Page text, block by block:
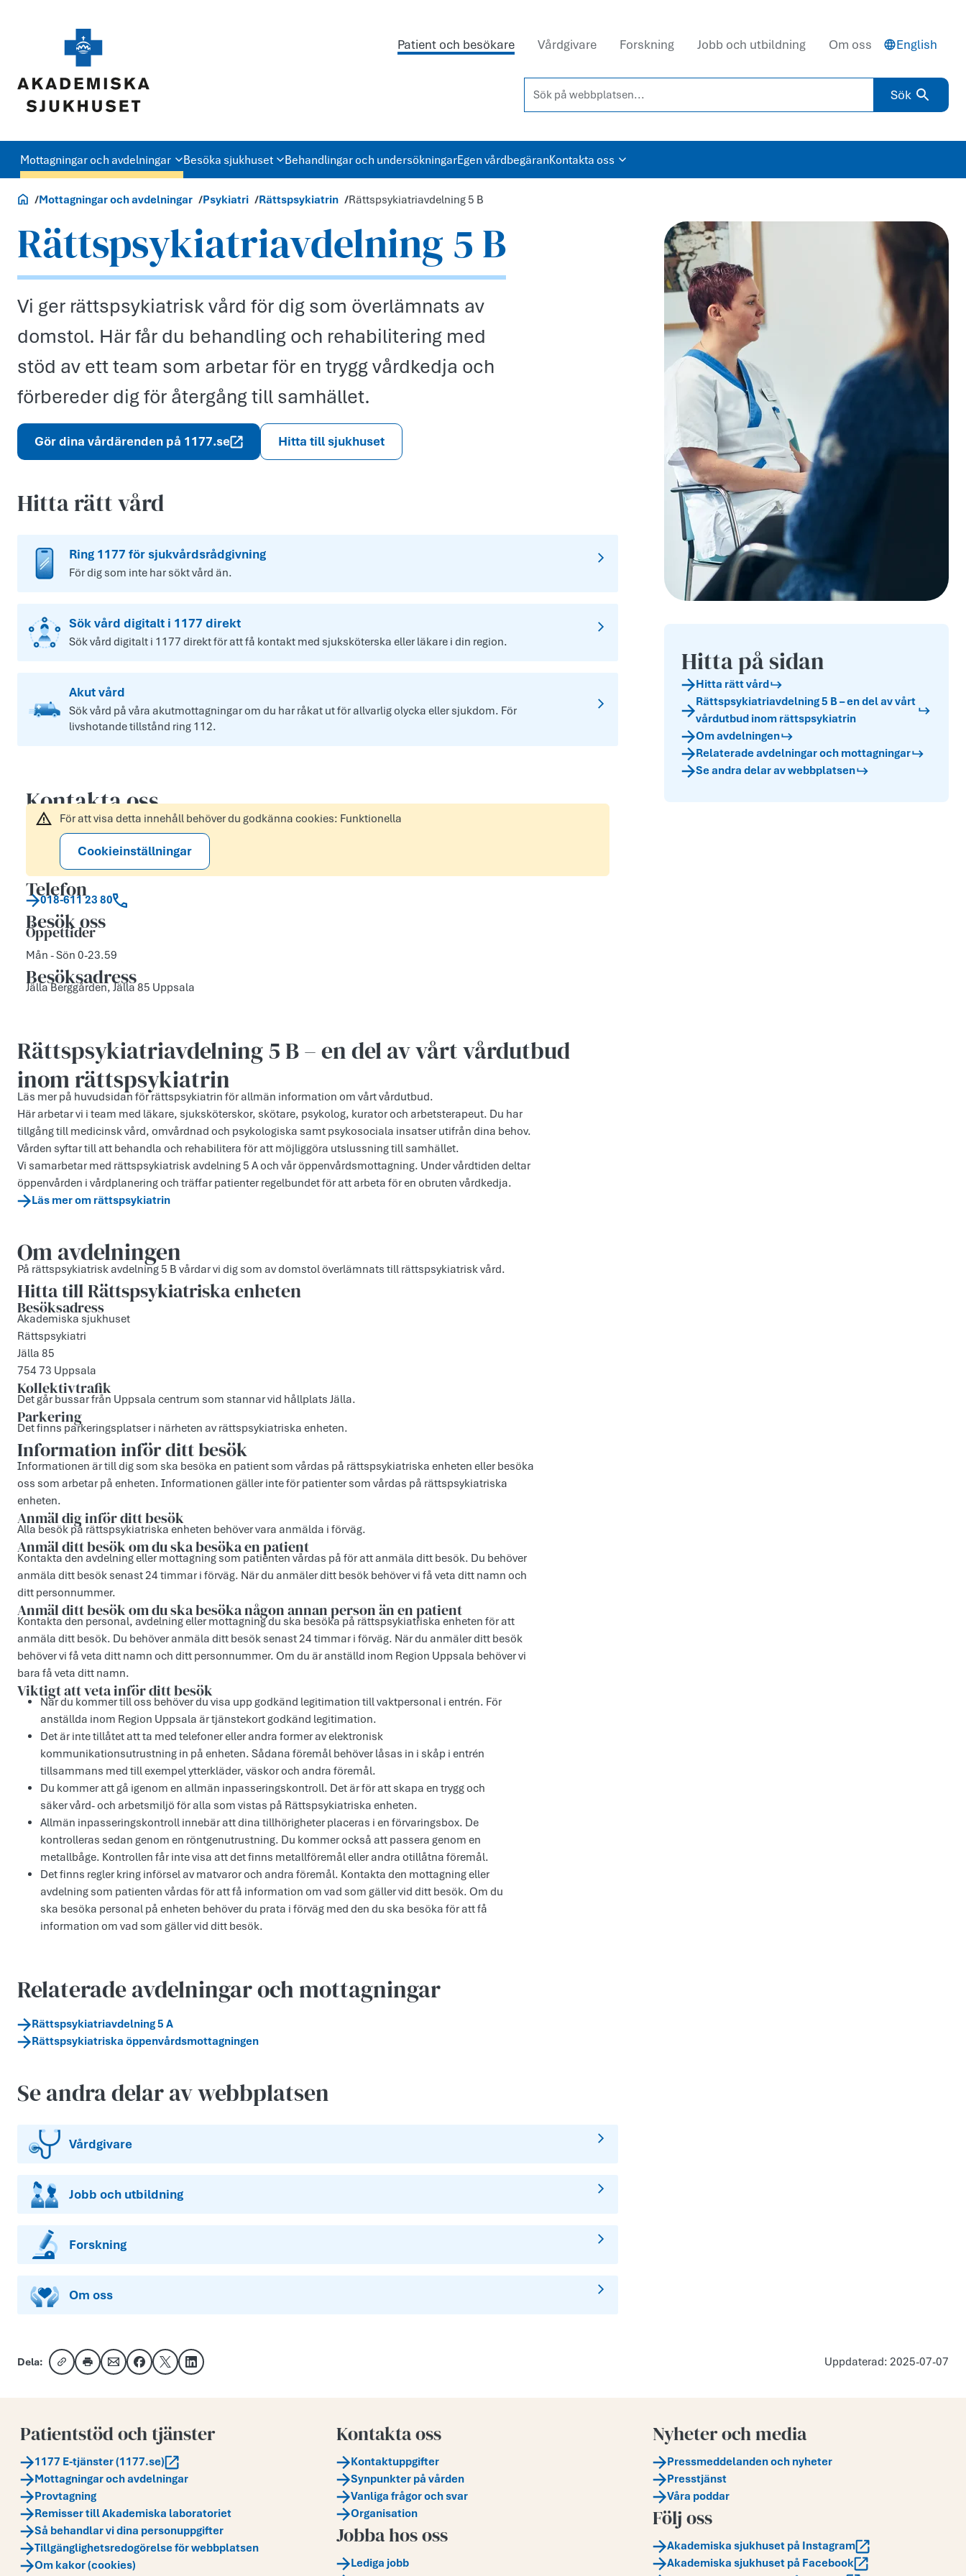
Patient och besökare Vårdgivare Forskning Jobb och utbildning Om oss English
Sök på webbplatsen...
Sök
Mottagningar och avdelningar Besöka sjukhuset Behandlingar och undersökningarEgen vårdbegäranKontakta oss
Akademiska.se
Mottagningar och avdelningar Psykiatri Rättspsykiatrin Rättspsykiatriavdelning 5 B
Rättspsykiatriavdelning 5 B
Vi ger rättspsykiatrisk vård för dig som överlämnats av
domstol. Här får du behandling och rehabilitering med
stöd av ett team som arbetar för en trygg vårdkedja och
förbereder dig för återgång till samhället.
Gör dina vårdärenden på 1177.se Hitta till sjukhuset
Hitta rätt vård
Ring 1177 för sjukvårdsrådgivning
För dig som inte har sökt vård än.
Sök vård digitalt i 1177 direkt
Sök vård digitalt i 1177 direkt för att få kontakt med sjuksköterska eller läkare i din region.
Akut vård
Sök vård på våra akutmottagningar om du har råkat ut för allvarlig olycka eller sjukdom. För
livshotande tillstånd ring 112.
Kontakta oss
För att visa detta innehåll behöver du godkänna cookies: Funktionella
Cookieinställningar
Telefon
018-611 23 80
Besök oss
Öppettider
Mån - Sön 0-23.59
Besöksadress
Jälla Berggården, Jälla 85 Uppsala
Rättspsykiatriavdelning 5 B – en del av vårt vårdutbud
inom rättspsykiatrin
Läs mer på huvudsidan för rättspsykiatrin för allmän information om vårt vårdutbud.
Här arbetar vi i team med läkare, sjuksköterskor, skötare, psykolog, kurator och arbetsterapeut. Du har
tillgång till medicinsk vård, omvårdnad och psykologiska samt psykosociala insatser utifrån dina behov.
Vården syftar till att behandla och rehabilitera för att möjliggöra utslussning till samhället.
Vi samarbetar med rättspsykiatrisk avdelning 5 A och vår öppenvårdsmottagning. Under vårdtiden deltar
öppenvården i vårdplanering och träffar patienter regelbundet för att arbeta för en obruten vårdkedja.
Läs mer om rättspsykiatrin
Om avdelningen
På rättspsykiatrisk avdelning 5 B vårdar vi dig som av domstol överlämnats till rättspsykiatrisk vård.
Hitta till Rättspsykiatriska enheten
Besöksadress
Akademiska sjukhuset
Rättspsykiatri
Jälla 85
754 73 Uppsala
Kollektivtrafik
Det går bussar från Uppsala centrum som stannar vid hållplats Jälla.
Parkering
Det finns parkeringsplatser i närheten av rättspsykiatriska enheten.
Information inför ditt besök
Informationen är till dig som ska besöka en patient som vårdas på rättspsykiatriska enheten eller besöka
oss som arbetar på enheten. Informationen gäller inte för patienter som vårdas på rättspsykiatriska
enheten.
Anmäl dig inför ditt besök
Alla besök på rättspsykiatriska enheten behöver vara anmälda i förväg.
Anmäl ditt besök om du ska besöka en patient
Kontakta den avdelning eller mottagning som patienten vårdas på för att anmäla ditt besök. Du behöver
anmäla ditt besök senast 24 timmar i förväg. När du anmäler ditt besök behöver vi få veta ditt namn och
ditt personnummer.
Anmäl ditt besök om du ska besöka någon annan person än en patient
Kontakta den personal, avdelning eller mottagning du ska besöka på rättspsykiatriska enheten för att
anmäla ditt besök. Du behöver anmäla ditt besök senast 24 timmar i förväg. När du anmäler ditt besök
behöver vi få veta ditt namn och ditt personnummer. Om du är anställd inom Region Uppsala behöver vi
bara få veta ditt namn.
Viktigt att veta inför ditt besök
När du kommer till oss behöver du visa upp godkänd legitimation till vaktpersonal i entrén. För
anställda inom Region Uppsala är tjänstekort godkänd legitimation.
Det är inte tillåtet att ta med telefoner eller andra former av elektronisk
kommunikationsutrustning in på enheten. Sådana föremål behöver låsas in i skåp i entrén
tillsammans med till exempel ytterkläder, väskor och andra föremål.
Du kommer att gå igenom en allmän inpasseringskontroll. Det är för att skapa en trygg och
säker vård- och arbetsmiljö för alla som vistas på Rättspsykiatriska enheten.
Allmän inpasseringskontroll innebär att dina tillhörigheter placeras i en förvaringsbox. De
kontrolleras sedan genom en röntgenutrustning. Du kommer också att passera genom en
metallbåge. Kontrollen får inte visa att det finns metallföremål eller andra otillåtna föremål.
Det finns regler kring införsel av matvaror och andra föremål. Kontakta den mottagning eller
avdelning som patienten vårdas för att få information om vad som gäller vid ditt besök. Om du
ska besöka personal på enheten behöver du prata i förväg med den du ska besöka för att få
information om vad som gäller vid ditt besök.
Relaterade avdelningar och mottagningar
Rättspsykiatriavdelning 5 A
Rättspsykiatriska öppenvårdsmottagningen
Se andra delar av webbplatsen
Vårdgivare
Jobb och utbildning
Forskning
Om oss
Hitta på sidan
Hitta rätt vård
Rättspsykiatriavdelning 5 B – en del av vårt
vårdutbud inom rättspsykiatrin
Om avdelningen
Relaterade avdelningar och mottagningar
Se andra delar av webbplatsen
Dela:
Kopiera länk
Skriv utDela via e-post
Dela på Facebook
Dela på XDela på LinkedIn
Uppdaterad: 2025-07-07
Patientstöd och tjänster
1177 E-tjänster (1177.se)
Mottagningar och avdelningar
Provtagning
Remisser till Akademiska laboratoriet
Så behandlar vi dina personuppgifter
Tillgänglighetsredogörelse för webbplatsen
Om kakor (cookies)
Kontakta oss
Kontaktuppgifter
Synpunkter på vården
Vanliga frågor och svar
Organisation
Jobba hos oss
Lediga jobb
Nyheter och media
Pressmeddelanden och nyheter
Presstjänst
Våra poddar
Följ oss
Akademiska sjukhuset på Instagram
Akademiska sjukhuset på Facebook